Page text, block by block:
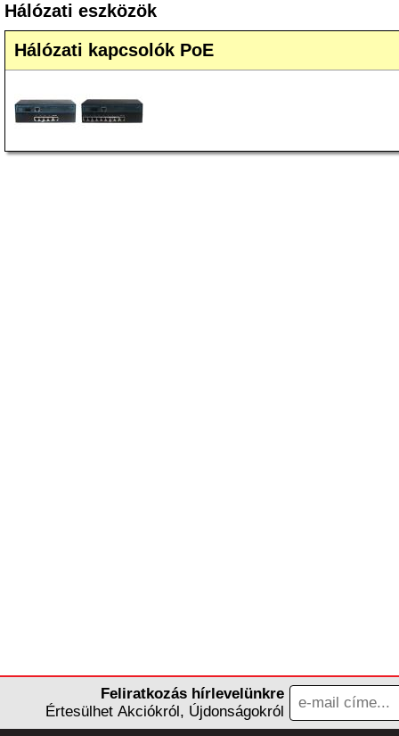
Hálózati eszközök
Hálózati kapcsolók PoE
Feliratkozás hírlevelünkre
Értesülhet Akciókról, Újdonságokról